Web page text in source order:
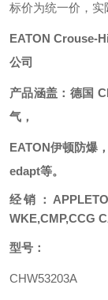
标价为统一价，实
EATON Crouse-
公司
产品涵盖：德国
气，
EATON伊顿防爆，
edapt等。
经销：
WKE,CMP,CCG
型号：
CHW53203A